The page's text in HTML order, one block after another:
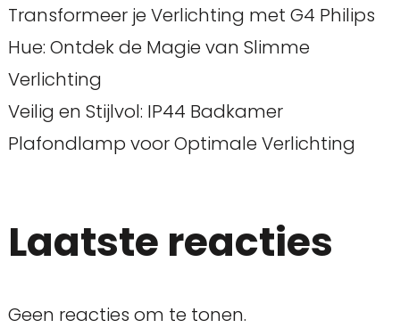
Transformeer je Verlichting met G4 Philips
Hue: Ontdek de Magie van Slimme
Verlichting
Veilig en Stijlvol: IP44 Badkamer
Plafondlamp voor Optimale Verlichting
Laatste reacties
Geen reacties om te tonen.